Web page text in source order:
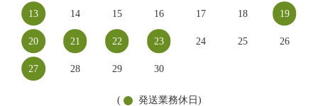
13 14 15 16 17 18 19
20 21 22 23 24 25 26
27 28 29 30
( 発送業務休日)